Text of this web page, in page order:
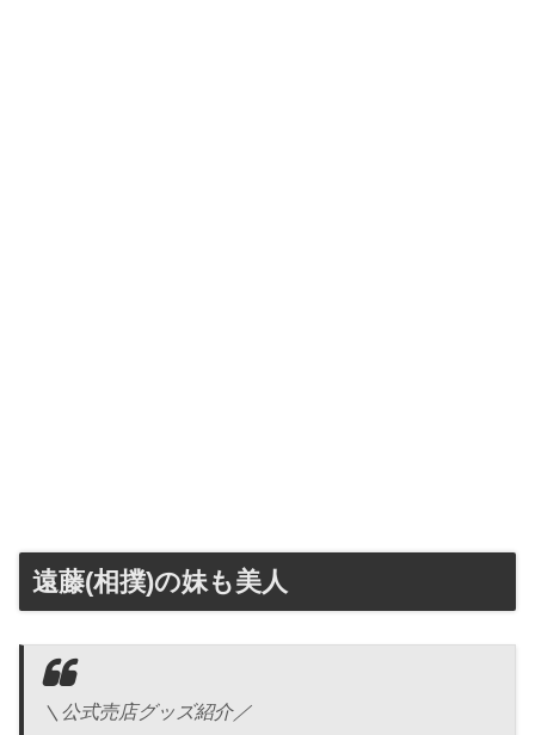
遠藤(相撲)の妹も美人
＼公式売店グッズ紹介／